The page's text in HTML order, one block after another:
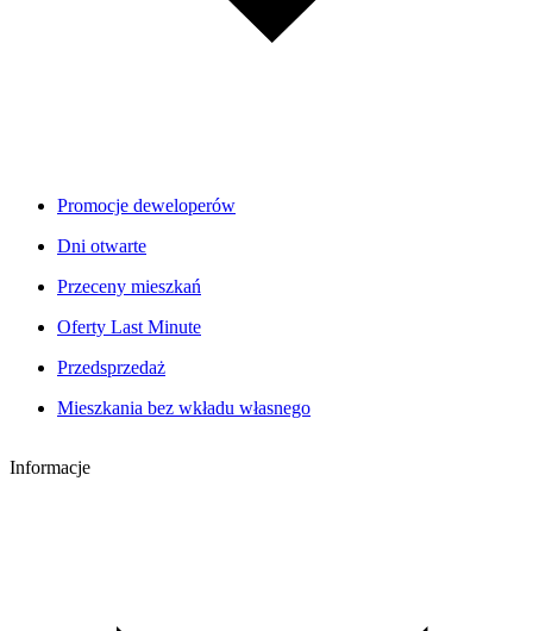
Promocje deweloperów
Dni otwarte
Przeceny mieszkań
Oferty Last Minute
Przedsprzedaż
Mieszkania bez wkładu własnego
Informacje